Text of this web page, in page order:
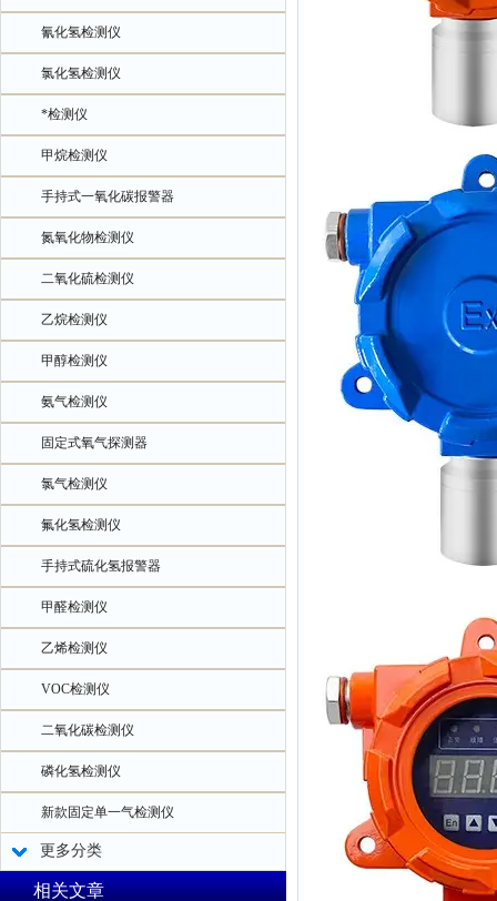
氰化氢检测仪
氯化氢检测仪
*检测仪
甲烷检测仪
手持式一氧化碳报警器
氮氧化物检测仪
二氧化硫检测仪
乙烷检测仪
甲醇检测仪
氨气检测仪
固定式氧气探测器
氯气检测仪
氟化氢检测仪
手持式硫化氢报警器
甲醛检测仪
乙烯检测仪
VOC检测仪
二氧化碳检测仪
磷化氢检测仪
新款固定单一气检测仪
更多分类
相关文章